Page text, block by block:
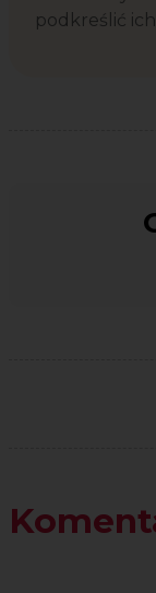
podkreślić